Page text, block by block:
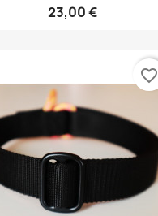
23,00 €
favorite_border